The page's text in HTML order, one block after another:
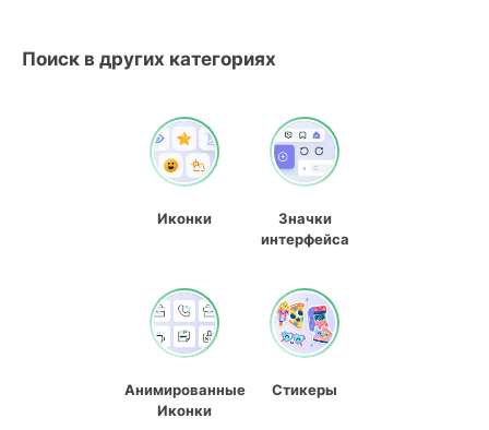
Поиск в других категориях
Иконки
Значки
интерфейса
Анимированные
Иконки
Стикеры